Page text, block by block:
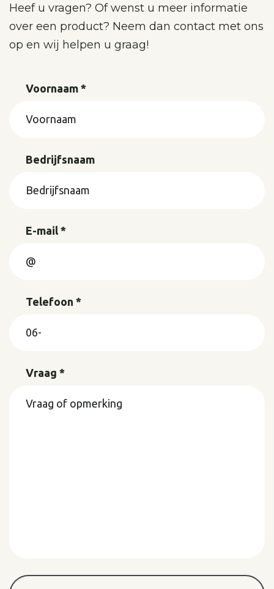
Heef u vragen? Of wenst u meer informatie
over een product? Neem dan contact met ons
op en wij helpen u graag!
Voornaam *
Bedrijfsnaam
E-mail *
Telefoon *
Vraag *